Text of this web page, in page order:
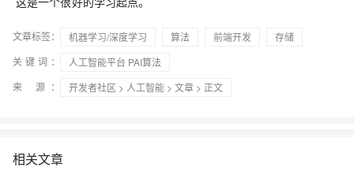
文章标签： 机器学习/深度学习 算法 前端开发
存储
关键词：
人工智能平台 PAI算法
来 源：
开发者社区 > 人工智能 > 文章 > 正文
相关文章